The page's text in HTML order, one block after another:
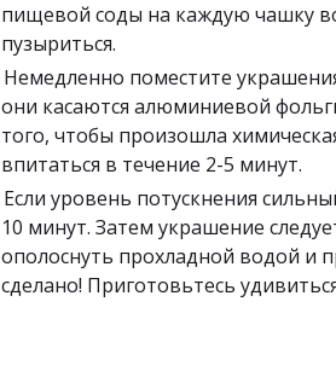
пищевой соды на каждую чашку
пузыриться.
Немедленно поместите
они касаются алюминиевой
того, чтобы произошла
впитаться в течение 2-5 минут.
Если уровень потускнения
10 минут. Затем украшение
ополоснуть прохладной водой и
сделано! Приготовьтесь